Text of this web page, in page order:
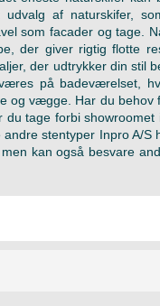
af naturskifer,
som facader og tage.
der giver rigtig flotte
der udtrykker din stil
på badeværelset,
og vægge. Har du behov
du tage forbi showroomet
stentyper Inpro A/S
kan også besvare